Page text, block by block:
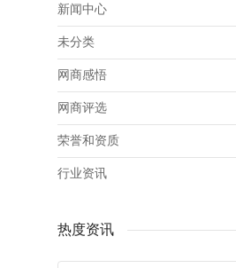
新闻中心
未分类
网商感悟
网商评选
荣誉和资质
行业资讯
热度资讯